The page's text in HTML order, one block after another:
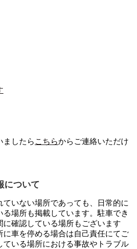
ましたら こちらからご連絡いただけ
について
いない場所であっても、日常的に
場所も掲載しています。駐車でき
に確認している場所もございます
に車を停める場合は自己責任にてご
ている場所における事故やトラブル